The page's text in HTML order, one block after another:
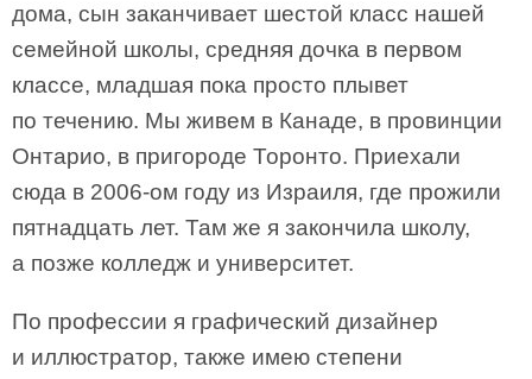
дома, сын заканчивает шестой класс нашей
семейной школы, средняя дочка в первом
классе, младшая пока просто плывет
по течению. Мы живем в Канаде, в провинции
Онтарио, в пригороде Торонто. Приехали
сюда в 2006-ом году из Израиля, где прожили
пятнадцать лет. Там же я закончила школу,
а позже колледж и университет.
По профессии я графический дизайнер
и иллюстратор, также имею степени